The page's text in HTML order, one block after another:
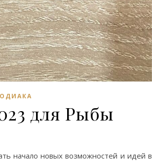
для Рыбы
начало новых возможностей и идей в